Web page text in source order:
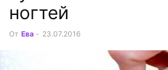
ногтей
От Ева - 23.07.2016